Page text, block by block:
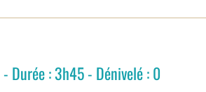
Durée : 3h45 - Dénivelé : 0